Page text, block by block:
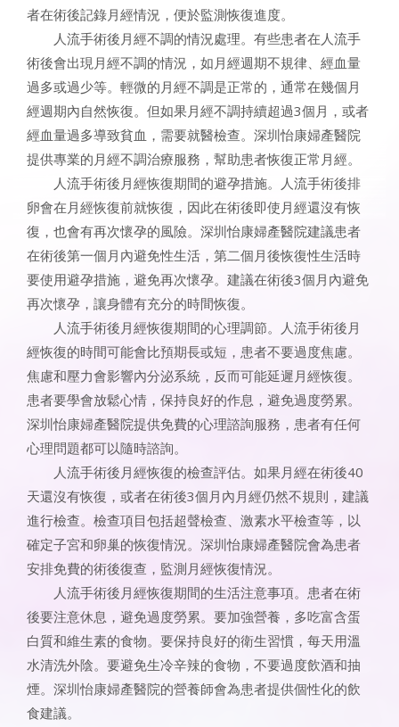
者在術後記錄月經情況，便於監測恢復進度。
人流手術後月經不調的情況處理。有些患者在人流手
術後會出現月經不調的情況，如月經週期不規律、經血量
過多或過少等。輕微的月經不調是正常的，通常在幾個月
經週期內自然恢復。但如果月經不調持續超過3個月，或者
經血量過多導致貧血，需要就醫檢查。深圳怡康婦產醫院
提供專業的月經不調治療服務，幫助患者恢復正常月經。
人流手術後月經恢復期間的避孕措施。人流手術後排
卵會在月經恢復前就恢復，因此在術後即使月經還沒有恢
復，也會有再次懷孕的風險。深圳怡康婦產醫院建議患者
在術後第一個月內避免性生活，第二個月後恢復性生活時
要使用避孕措施，避免再次懷孕。建議在術後3個月內避免
再次懷孕，讓身體有充分的時間恢復。
人流手術後月經恢復期間的心理調節。人流手術後月
經恢復的時間可能會比預期長或短，患者不要過度焦慮。
焦慮和壓力會影響內分泌系統，反而可能延遲月經恢復。
患者要學會放鬆心情，保持良好的作息，避免過度勞累。
深圳怡康婦產醫院提供免費的心理諮詢服務，患者有任何
心理問題都可以隨時諮詢。
人流手術後月經恢復的檢查評估。如果月經在術後40
天還沒有恢復，或者在術後3個月內月經仍然不規則，建議
進行檢查。檢查項目包括超聲檢查、激素水平檢查等，以
確定子宮和卵巢的恢復情況。深圳怡康婦產醫院會為患者
安排免費的術後復查，監測月經恢復情況。
人流手術後月經恢復期間的生活注意事項。患者在術
後要注意休息，避免過度勞累。要加強營養，多吃富含蛋
白質和維生素的食物。要保持良好的衛生習慣，每天用溫
水清洗外陰。要避免生冷辛辣的食物，不要過度飲酒和抽
煙。深圳怡康婦產醫院的營養師會為患者提供個性化的飲
食建議。